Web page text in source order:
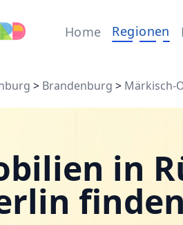
Home Regionen
> Brandenburg > Märkisch-
in
finden